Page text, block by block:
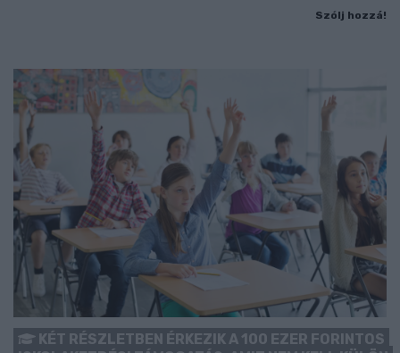
Szólj hozzá!
KÉT RÉSZLETBEN ÉRKEZIK A 100 EZER FORINTOS